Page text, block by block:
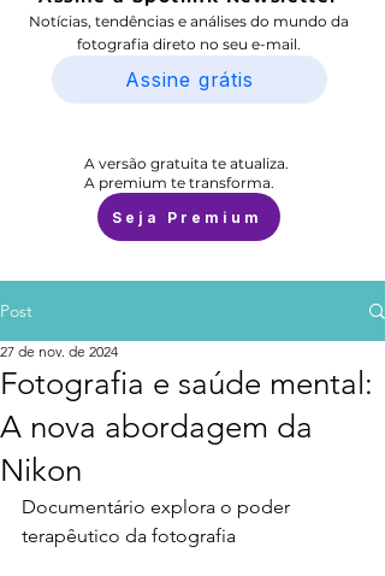
Notícias, tendências e análises do mundo da
fotografia direto no seu e-mail.
Assine grátis
A versão gratuita te atualiza.
A premium te transforma.
Seja Premium
Post
Fotografia e saúde mental:
A nova abordagem da
Nikon
27 de nov. de 2024
Documentário explora o poder
terapêutico da fotografia